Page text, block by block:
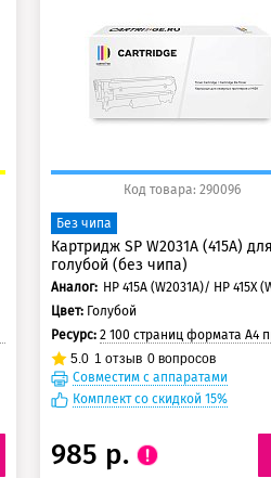
125 баллов
150 баллов
Код товара: 290096
Без чипа
Картридж SP W2031A (415A)
голубой (без чипа)
Аналог: HP 415A (W2031A)/ HP 415X
Цвет: Голубой
Ресурс:2 100 страниц формата А4 при 5% заполнении
5.0 1 отзыв 0 вопросов
Совместим с аппаратами
Комплект со скидкой 15%
985 р.